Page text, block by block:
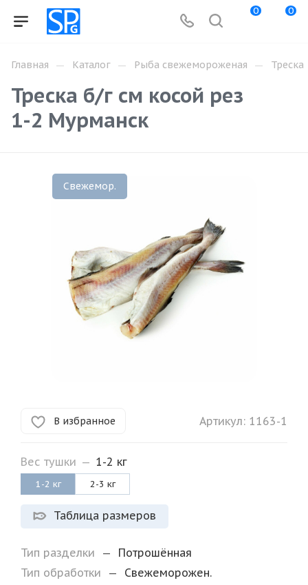
0 0
Главная — Каталог — Рыба свежемороженая — Треска
Треска б/г см косой рез
1-2 Мурманск
Свежемор.
В избранное Артикул: 1163-1
Вес тушки — 1-2 кг
1-2 кг 2-3 кг
Таблица размеров
Тип разделки —
Потрошённая
Тип обработки
—
Свежеморожен.